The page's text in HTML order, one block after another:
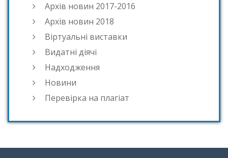
Архів новин 2017-2016
Архів новин 2018
Віртуальні виставки
Видатні діячі
Надходження
Новини
Перевірка на плагіат